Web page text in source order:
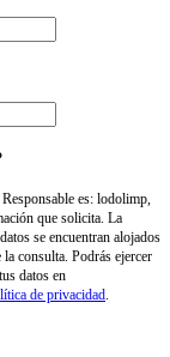
es: lodolimp,
que solicita. La
se encuentran alojados
consulta. Podrás ejercer
datos en
de privacidad.